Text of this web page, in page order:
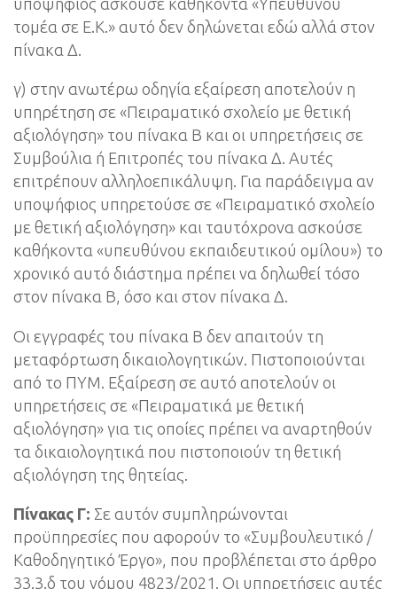
υποψήφιος ασκούσε καθήκοντα «Υπεύθυνου
τομέα σε Ε.Κ.» αυτό δεν δηλώνεται εδώ αλλά στον
πίνακα Δ.
γ) στην ανωτέρω οδηγία εξαίρεση αποτελούν η
υπηρέτηση σε «Πειραματικό σχολείο με θετική
αξιολόγηση» του πίνακα Β και οι υπηρετήσεις σε
Συμβούλια ή Επιτροπές του πίνακα Δ. Αυτές
επιτρέπουν αλληλοεπικάλυψη. Για παράδειγμα αν
υποψήφιος υπηρετούσε σε «Πειραματικό σχολείο
με θετική αξιολόγηση» και ταυτόχρονα ασκούσε
καθήκοντα «υπευθύνου εκπαιδευτικού ομίλου») το
χρονικό αυτό διάστημα πρέπει να δηλωθεί τόσο
στον πίνακα Β, όσο και στον πίνακα Δ.
Οι εγγραφές του πίνακα Β δεν απαιτούν τη
μεταφόρτωση δικαιολογητικών. Πιστοποιούνται
από το ΠΥΜ. Εξαίρεση σε αυτό αποτελούν οι
υπηρετήσεις σε «Πειραματικά με θετική
αξιολόγηση» για τις οποίες πρέπει να αναρτηθούν
τα δικαιολογητικά που πιστοποιούν τη θετική
αξιολόγηση της θητείας.
Πίνακας Γ: Σε αυτόν συμπληρώνονται
προϋπηρεσίες που αφορούν το «Συμβουλευτικό /
Καθοδηγητικό Έργο», που προβλέπεται στο άρθρο
33.3.δ του νόμου 4823/2021. Οι υπηρετήσεις αυτές